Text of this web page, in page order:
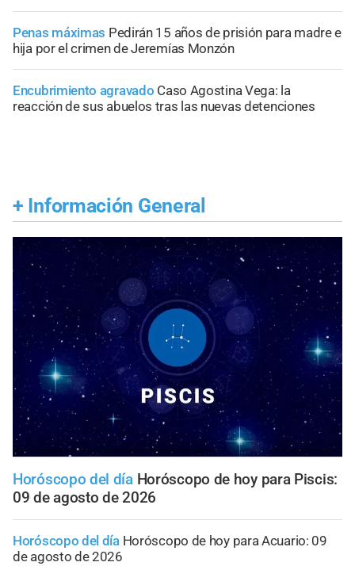
Penas máximas Pedirán 15 años de prisión para madre e
hija por el crimen de Jeremías Monzón
Encubrimiento agravado Caso Agostina Vega: la
reacción de sus abuelos tras las nuevas detenciones
+ Información General
Horóscopo del día Horóscopo de hoy para Piscis:
09 de agosto de 2026
Horóscopo del día Horóscopo de hoy para Acuario: 09
de agosto de 2026